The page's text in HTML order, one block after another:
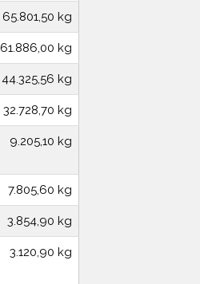
65.801,50 kg
61.886,00 kg
44.325,56 kg
32.728,70 kg
9.205,10 kg
7.805,60 kg
3.854,90 kg
3.120,90 kg